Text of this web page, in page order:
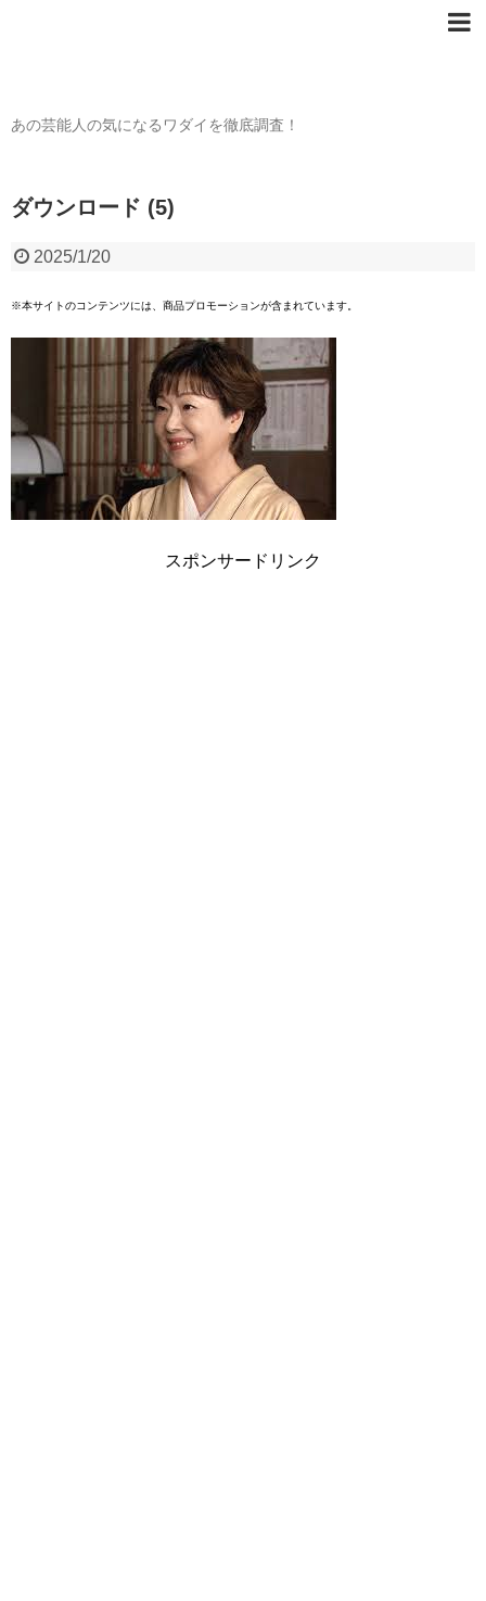
あの芸能人の気になるワダイを徹底調査！
ダウンロード (5)
2025/1/20
※本サイトのコンテンツには、商品プロモーションが含まれています。
スポンサードリンク